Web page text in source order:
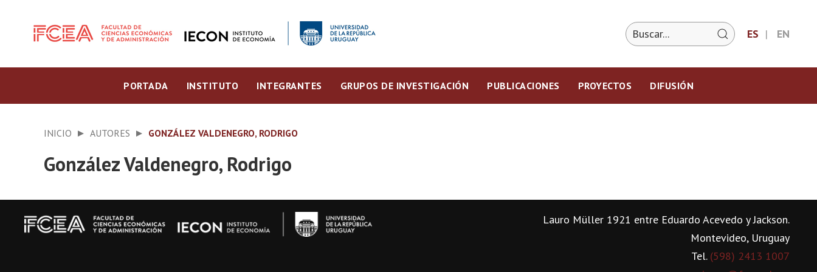
ES EN
PORTADA INSTITUTO INTEGRANTES GRUPOS DE INVESTIGACIÓN PUBLICACIONES PROYECTOS DIFUSIÓN
INICIO AUTORES GONZÁLEZ VALDENEGRO, RODRIGO
González Valdenegro, Rodrigo
Lauro Müller 1921 entre Eduardo Acevedo y Jackson.
Montevideo, Uruguay
Tel. (598) 2413 1007